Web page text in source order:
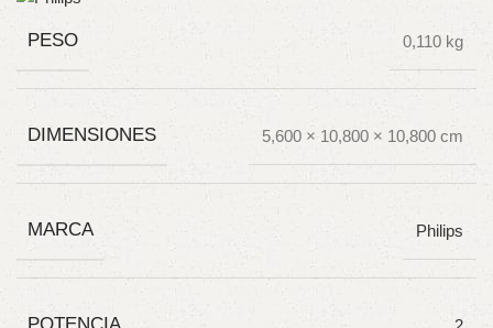
PESO 0,110 kg
DIMENSIONES 5,600 × 10,800 × 10,800 cm
MARCA Philips
POTENCIA